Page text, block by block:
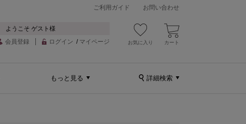
ご利用ガイド お問い合わせ
ようこそ ゲスト様
会員登録
ログイン / マイページ お気に入り カート
もっと見る 詳細検索